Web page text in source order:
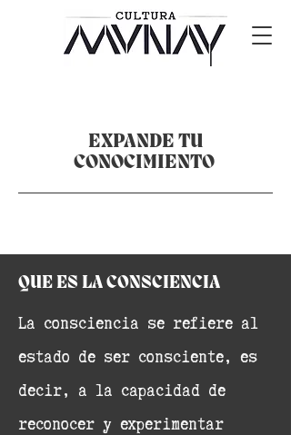
EXPANDE TU
CONOCIMIENTO
QUE ES LA CONSCIENCIA
​La consciencia se refiere al
estado de ser consciente, es
decir, a la capacidad de
reconocer y experimentar